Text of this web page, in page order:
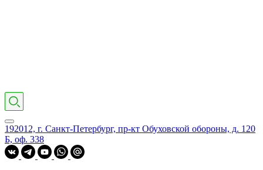
192012, г. Санкт-Петербург, пр-кт Обуховской обороны, д. 120
Б, оф. 338